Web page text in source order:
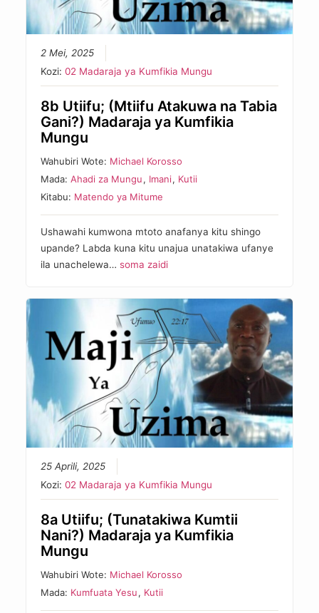
2 Mei, 2025
Kozi:02 Madaraja ya Kumfikia Mungu
8b Utiifu; (Mtiifu Atakuwa na Tabia
Gani?) Madaraja ya Kumfikia
Mungu
Wahubiri Wote: Michael Korosso
Mada:Ahadi za Mungu, Imani, Kutii
Kitabu: Matendo ya Mitume
Ushawahi kumwona mtoto anafanya kitu shingo
upande? Labda kuna kitu unajua unatakiwa ufanye
ila unachelewa…soma zaidi
25 Aprili, 2025
Kozi:02 Madaraja ya Kumfikia Mungu
8a Utiifu; (Tunatakiwa Kumtii
Nani?) Madaraja ya Kumfikia
Mungu
Wahubiri Wote: Michael Korosso
Mada: Kumfuata Yesu, Kutii